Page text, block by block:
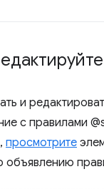
и
с правилами
, просмотрите
объявлению